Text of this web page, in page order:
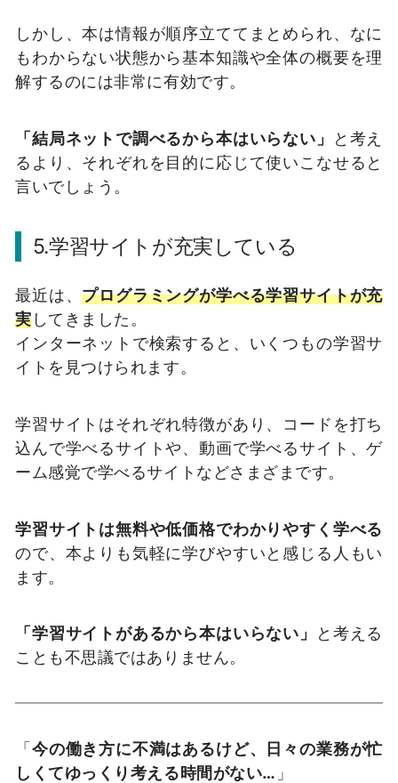
しかし、本は情報が順序立ててまとめられ、なに
もわからない状態から基本知識や全体の概要を理
解するのには非常に有効です。
「結局ネットで調べるから本はいらない」
と考え
るより、それぞれを目的に応じて使いこなせると
言いでしょう。
5.学習サイトが充実している
最近は、プログラミングが学べる学習サイトが充
実してきました。
インターネットで検索すると、いくつもの学習サ
イトを見つけられます。
学習サイトはそれぞれ特徴があり、コードを打ち
込んで学べるサイトや、動画で学べるサイト、ゲ
ーム感覚で学べるサイトなどさまざまです。
学習サイトは無料や低価格でわかりやすく学べる
ので、本よりも気軽に学びやすいと感じる人もい
ます。
「学習サイトがあるから本はいらない」
と考える
ことも不思議ではありません。
「今の働き方に不満はあるけど、日々の業務が忙
しくてゆっくり考える時間がない… 」